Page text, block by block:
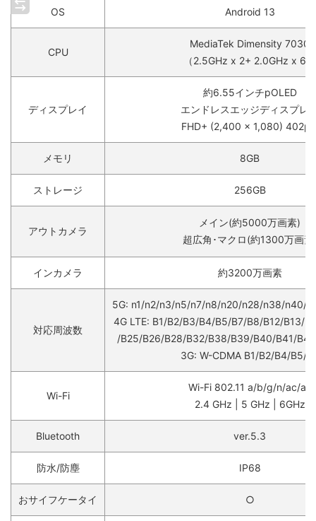
OS Android 13
CPU
MediaTek Dimensity 7030
（2.5GHz x 2+ 2.0GHz x 6）
ディスプレイ
約6.55インチpOLED
エンドレスエッジディスプレ
FHD+ (2,400 x 1,080)
メモリ 8GB
ストレージ 256GB
アウトカメラ
メイン(約5000万画素)
超広角･マクロ(約1300万画素
インカメラ 約3200万画素
対応周波数
5G: n1/n2/n3/n5/n7/n8/n20/n28/n38/n40/
4G LTE: B1/B2/B3/B4/B5/B7/B8/B12/B13/
/B25/B26/B28/B32/B38/B39/B40/B41/
3G: W-CDMA B1/B2/B4/B5/
Wi-Fi
Wi-Fi 802.11 a/b/g/n/ac/ax
2.4 GHz | 5 GHz | 6GHz
Bluetooth ver.5.3
防水/防塵 IP68
おサイフケータイ ○